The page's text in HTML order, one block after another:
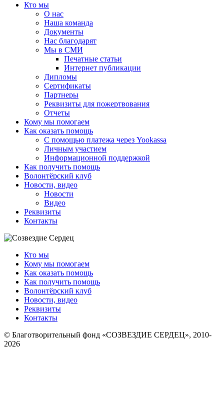
Кто мы
О нас
Наша команда
Документы
Нас благодарят
Мы в СМИ
Печатные статьи
Интернет публикации
Дипломы
Сертификаты
Партнеры
Реквизиты для пожертвования
Отчеты
Кому мы помогаем
Как оказать помощь
С помощью платежа через Yookassa
Личным участием
Информационной поддержкой
Как получить помощь
Волонтёрский клуб
Новости, видео
Новости
Видео
Реквизиты
Контакты
Кто мы
Кому мы помогаем
Как оказать помощь
Как получить помощь
Волонтёрский клуб
Новости, видео
Реквизиты
Контакты
© Благотворительный фонд «СОЗВЕЗДИЕ СЕРДЕЦ», 2010-
2026